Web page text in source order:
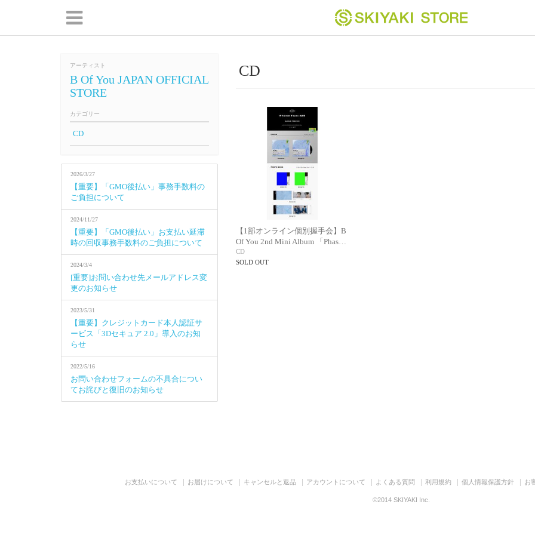
アーティスト
B Of You JAPAN OFFICIAL
STORE
カテゴリー
CD
2026/3/27
【重要】「GMO後払い」事務手数料の
ご負担について
2024/11/27
【重要】「GMO後払い」お支払い延滞
時の回収事務手数料のご負担について
2024/3/4
[重要]お問い合わせ先メールアドレス変
更のお知らせ
2023/5/31
【重要】クレジットカード本人認証サ
ービス「3Dセキュア 2.0」導入のお知
らせ
2022/5/16
お問い合わせフォームの不具合につい
てお詫びと復旧のお知らせ
CD
【1部オンライン個別握手会】B
Of You 2nd Mini Album 「Phas…
CD
SOLD OUT
お支払いについて お届けについて キャンセルと返品 アカウントについて よくある質問 利用規約 個人情報保護方針 お
©2014 SKIYAKI Inc.